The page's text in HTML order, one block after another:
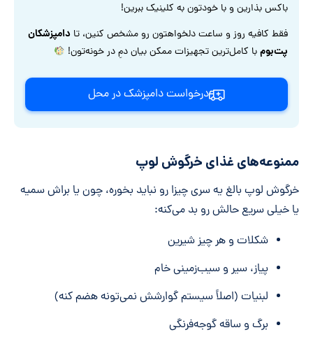
باکس بذارین و با خودتون به کلینیک ببرین!
فقط کافیه روز و ساعت دلخواهتون رو مشخص کنین، تا دامپزشکان
پت‌بومبا کامل‌ترین تجهیزات ممکن بیان دمِ در خونه‌تون!
درخواست دامپزشک در محل
ممنوعه‌های غذای خرگوش لوپ
خرگوش لوپ بالغ یه سری چیزا رو نباید بخوره، چون یا براش سمیه
یا خیلی سریع حالش رو بد می‌کنه:
شکلات و هر چیز شیرین
پیاز، سیر و سیب‌زمینی خام
لبنیات (اصلاً سیستم گوارشش نمی‌تونه هضم کنه)
برگ و ساقه گوجه‌فرنگی